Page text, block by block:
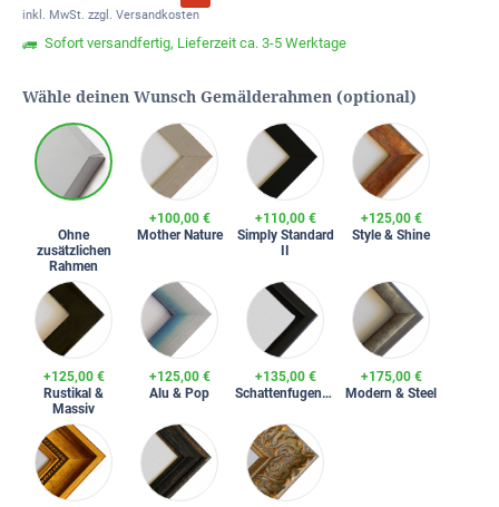
inkl. MwSt. zzgl. Versandkosten
Sofort versandfertig, Lieferzeit ca. 3-5 Werktage
Wähle deinen Wunsch Gemälderahmen (optional)
Ohne
zusätzlichen
Rahmen
+100,00 €
Mother Nature
+110,00 €
Simply Standard
+125,00 €
Style & Shine
+125,00 €
Rustikal &
Massiv
+125,00 €
Alu & Pop
+135,00 €
Schattenfugenrahmen
+175,00 €
Modern & Steel